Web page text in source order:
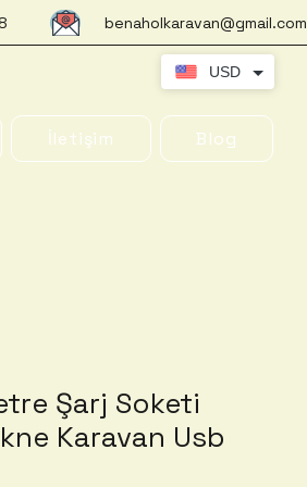
benaholkaravan@gmail.com
İletişim Blog
Şarj Soketi
Karavan Usb
USD